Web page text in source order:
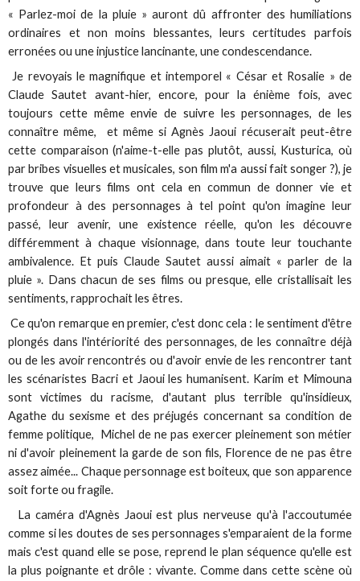
« Parlez-moi de la pluie » auront dû affronter des humiliations
ordinaires et non moins blessantes, leurs certitudes parfois
erronées ou une injustice lancinante, une condescendance.
Je revoyais le magnifique et intemporel « César et Rosalie » de
Claude Sautet avant-hier, encore, pour la énième fois, avec
toujours cette même envie de suivre les personnages, de les
connaître même, et même si Agnès Jaoui récuserait peut-être
cette comparaison (n'aime-t-elle pas plutôt, aussi, Kusturica, où
par bribes visuelles et musicales, son film m'a aussi fait songer ?), je
trouve que leurs films ont cela en commun de donner vie et
profondeur à des personnages à tel point qu'on imagine leur
passé, leur avenir, une existence réelle, qu'on les découvre
différemment à chaque visionnage, dans toute leur touchante
ambivalence. Et puis Claude Sautet aussi aimait « parler de la
pluie ». Dans chacun de ses films ou presque, elle cristallisait les
sentiments, rapprochait les êtres.
Ce qu'on remarque en premier, c'est donc cela : le sentiment d'être
plongés dans l'intériorité des personnages, de les connaître déjà
ou de les avoir rencontrés ou d'avoir envie de les rencontrer tant
les scénaristes Bacri et Jaoui les humanisent. Karim et Mimouna
sont victimes du racisme, d'autant plus terrible qu'insidieux,
Agathe du sexisme et des préjugés concernant sa condition de
femme politique, Michel de ne pas exercer pleinement son métier
ni d'avoir pleinement la garde de son fils, Florence de ne pas être
assez aimée... Chaque personnage est boiteux, que son apparence
soit forte ou fragile.
La caméra d'Agnès Jaoui est plus nerveuse qu'à l'accoutumée
comme si les doutes de ses personnages s'emparaient de la forme
mais c'est quand elle se pose, reprend le plan séquence qu'elle est
la plus poignante et drôle : vivante. Comme dans cette scène où